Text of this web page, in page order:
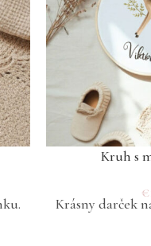
Kruh s
€
Krásny darček